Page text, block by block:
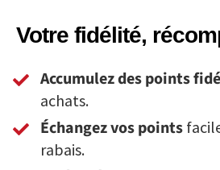
Votre fidélité,
Accumulez des points
achats.
Échangez vos points
rabais.